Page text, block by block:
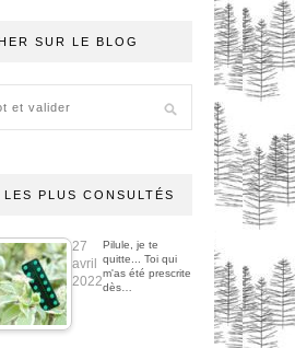
SUR LE BLOG
PLUS CONSULTÉS
27
avril
2022
Pilule, je te
quitte... Toi qui
m'as été prescrite
dès…